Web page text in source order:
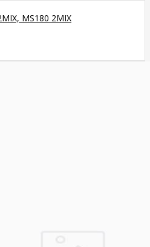
MS180 2MIX